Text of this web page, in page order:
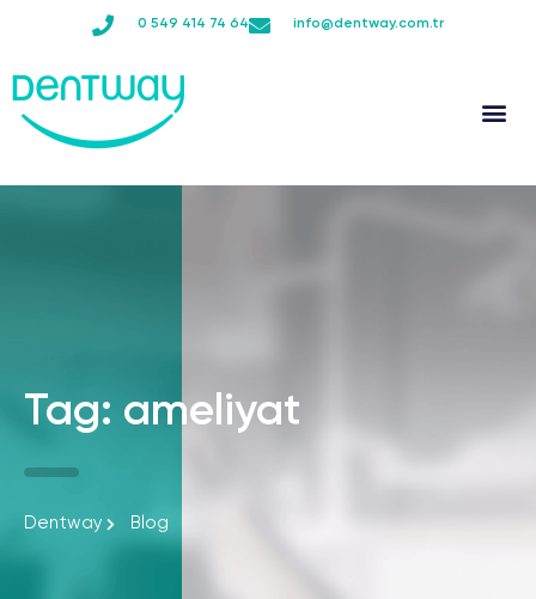
0 549 414 74 64 info@dentway.com.tr
Tag: ameliyat
Dentway Blog